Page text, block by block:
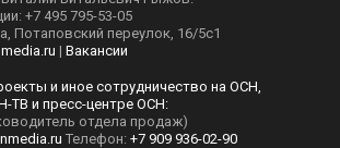
+7 495 795-53-05
Потаповский переулок, 16/5с1
| Вакансии
и иное сотрудничество на ОСН,
ТВ и пресс-центре ОСН:
отдела продаж)
Телефон: +7 909 936-02-90